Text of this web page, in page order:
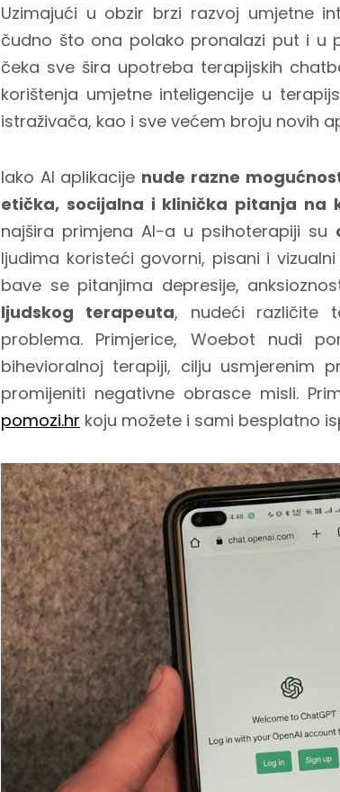
Uzimajući u obzir brzi razvoj umjetne
čudno što ona polako pronalazi put i u
čeka sve šira upotreba terapijskih
korištenja umjetne inteligencije u
istraživača, kao i sve većem broju novih
Iako AI aplikacije nude razne
etička, socijalna i klinička pitanja na
najšira primjena AI-a u psihoterapiji su
ljudima koristeći govorni, pisani i
bave se pitanjima depresije,
ljudskog terapeuta, nudeći različite
problema. Primjerice, Woebot nudi
bihevioralnoj terapiji, cilju usmjerenim
promijeniti negativne obrasce misli.
pomozi.hr koju možete i sami besplatno